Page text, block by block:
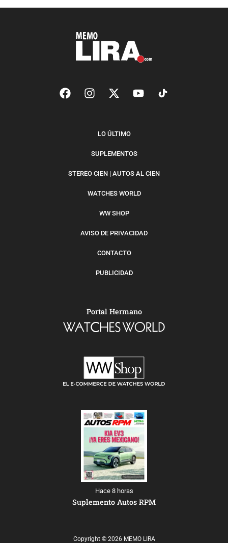
LO ÚLTIMO
SUPLEMENTOS
STEREO CIEN | AUTOS AL CIEN
WATCHES WORLD
WW SHOP
AVISO DE PRIVACIDAD
CONTACTO
PUBLICIDAD
Portal Hermano
Hace 8 horas
Suplemento Autos RPM
Copyright © 2026 MEMO LIRA